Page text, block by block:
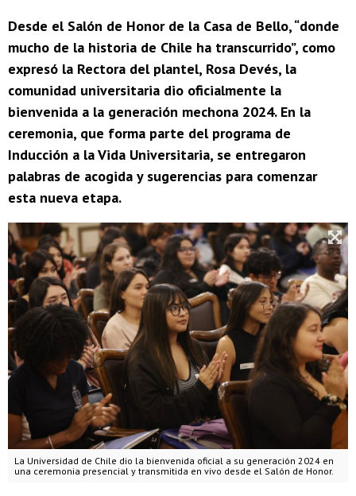
Desde el Salón de Honor de la Casa de Bello, “donde
mucho de la historia de Chile ha transcurrido”, como
expresó la Rectora del plantel, Rosa Devés, la
comunidad universitaria dio oficialmente la
bienvenida a la generación mechona 2024. En la
ceremonia, que forma parte del programa de
Inducción a la Vida Universitaria, se entregaron
palabras de acogida y sugerencias para comenzar
esta nueva etapa.
La Universidad de Chile dio la bienvenida oficial a su generación 2024 en
una ceremonia presencial y transmitida en vivo desde el Salón de Honor.